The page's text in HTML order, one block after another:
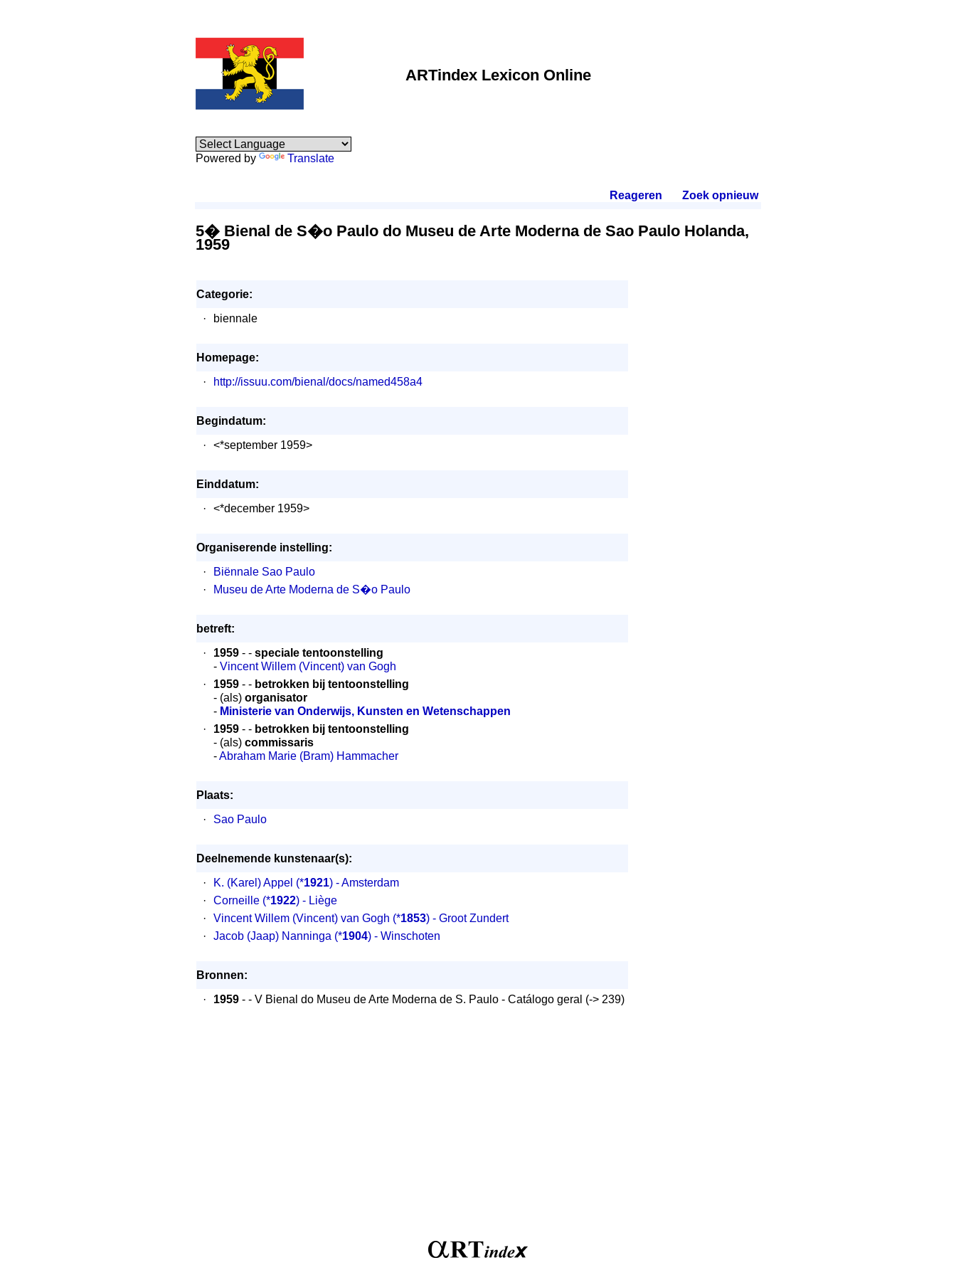
ARTindex Lexicon Online
Powered by Translate
Reageren Zoek opnieuw.
5� Bienal de S�o Paulo do Museu de Arte Moderna de Sao Paulo Holanda,
1959
Categorie:
·
biennale
Homepage:
·
http://issuu.com/bienal/docs/named458a4
Begindatum:
·
<*september 1959>
Einddatum:
·
<*december 1959>
Organiserende instelling:
·
Biënnale Sao Paulo
·
Museu de Arte Moderna de S�o Paulo
betreft:
·
1959 - - speciale tentoonstelling
- Vincent Willem (Vincent) van Gogh
·
1959 - - betrokken bij tentoonstelling
- (als) organisator
- Ministerie van Onderwijs, Kunsten en Wetenschappen
·
1959 - - betrokken bij tentoonstelling
- (als) commissaris
-Abraham Marie (Bram) Hammacher
Plaats:
·
Sao Paulo
Deelnemende kunstenaar(s):
·
K. (Karel) Appel (*1921) - Amsterdam
·
Corneille (*1922) - Liège
·
Vincent Willem (Vincent) van Gogh (*1853) - Groot Zundert
·
Jacob (Jaap) Nanninga (*1904) - Winschoten
Bronnen:
·
1959 - - V Bienal do Museu de Arte Moderna de S. Paulo - Catálogo geral (-> 239)